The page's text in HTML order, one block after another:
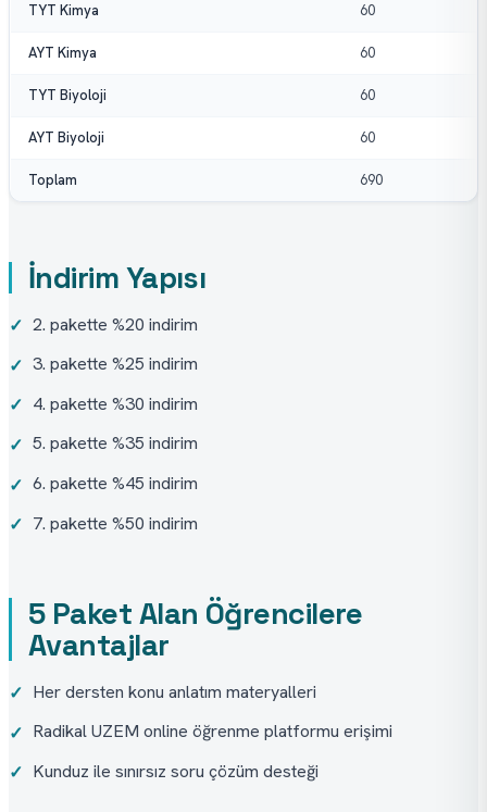
TYT Kimya 60
AYT Kimya 60
TYT Biyoloji 60
AYT Biyoloji 60
Toplam 690
İndirim Yapısı
✓ 2. pakette %20 indirim
✓ 3. pakette %25 indirim
✓ 4. pakette %30 indirim
✓ 5. pakette %35 indirim
✓ 6. pakette %45 indirim
✓ 7. pakette %50 indirim
5 Paket Alan Öğrencilere
Avantajlar
✓ Her dersten konu anlatım materyalleri
✓ Radikal UZEM online öğrenme platformu erişimi
✓ Kunduz ile sınırsız soru çözüm desteği